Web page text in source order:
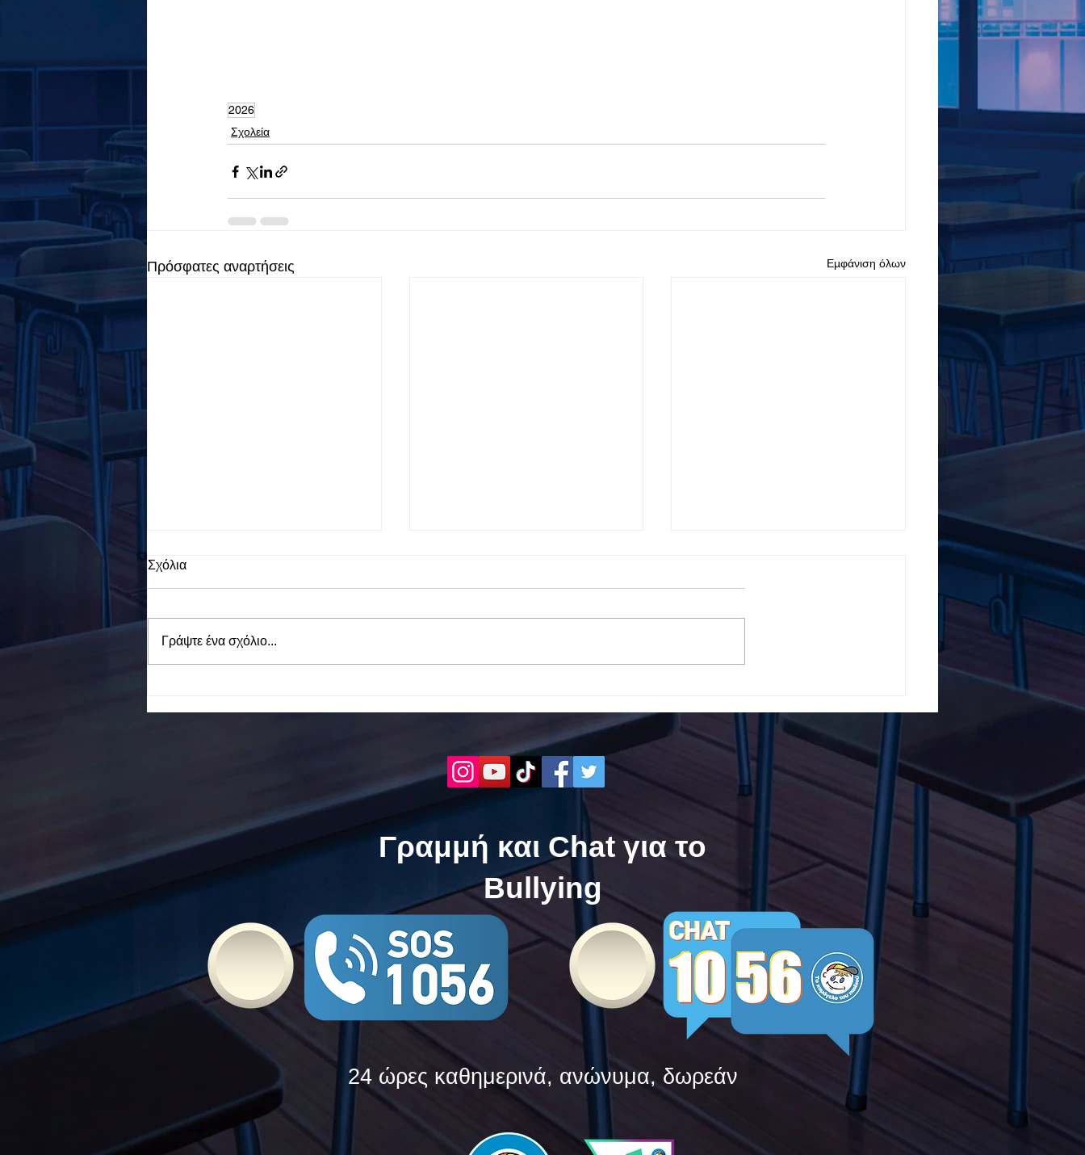
2026
Σχολεία
Πρόσφατες αναρτήσεις Εμφάνιση όλων
Τώρα. Με σύνθημα "Μίλα
Τώρα" όλα τα σχολεία της
Ελλάδας ενώνουν τις
δυνάμεις τους ενάντια στο
| Μίλα Τώρα. Με σύνθημα
"Μίλα Τώρα" όλα τα σχολεία
της Ελλάδας ενώνουν τις
δυνάμεις τους ενάντια στο
Bullying
Σχόλια
Γράψτε ένα σχόλιο...
Γραμμή και Chat για το
Bullying
24 ώρες καθημερινά, ανώνυμα, δωρεάν